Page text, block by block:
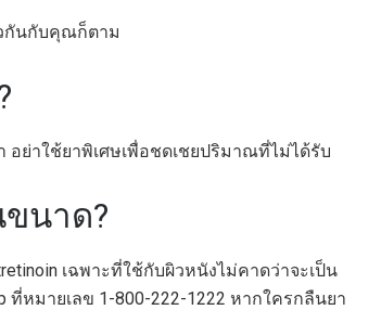
กันกับคุณก็ตาม
ย่าใช้ยาพิเศษเพื่อชดเชยปริมาณที่ไม่ได้รับ
นาด?
เฉพาะที่ใช้กับผิวหนังไม่คาดว่าจะเป็น
หมายเลข 1-800-222-1222 หากใครกลืนยา